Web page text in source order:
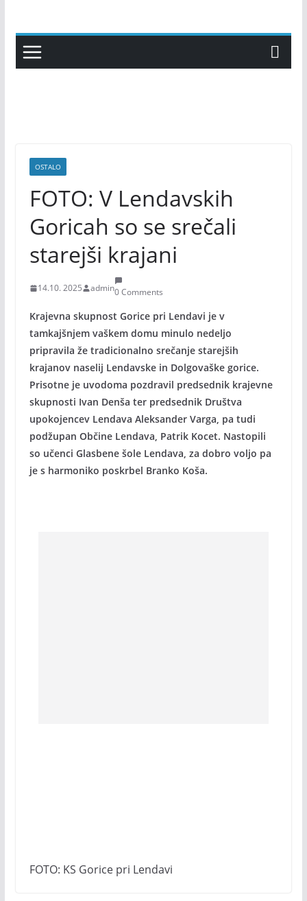
content
OSTALO
FOTO: V Lendavskih
Goricah so se srečali
starejši krajani
14.10. 2025 admin0 Comments
Krajevna skupnost Gorice pri Lendavi je v
tamkajšnjem vaškem domu minulo nedeljo
pripravila že tradicionalno srečanje starejših
krajanov naselij Lendavske in Dolgovaške gorice.
Prisotne je uvodoma pozdravil predsednik krajevne
skupnosti Ivan Denša ter predsednik Društva
upokojencev Lendava Aleksander Varga, pa tudi
podžupan Občine Lendava, Patrik Kocet. Nastopili
so učenci Glasbene šole Lendava, za dobro voljo pa
je s harmoniko poskrbel Branko Koša.
FOTO: KS Gorice pri Lendavi